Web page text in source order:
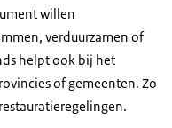
willen
verduurzamen of
helpt ook bij het
of gemeenten. Zo